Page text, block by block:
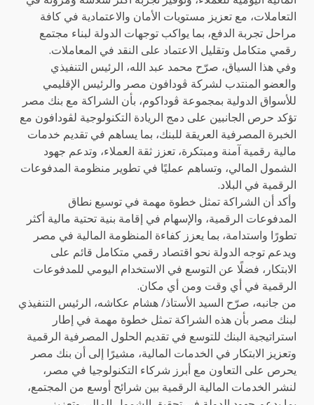
التعاملات، مع تعزيز مستويات الأمان والاعتمادية في كافة
مراحل تجربة الدفع، بما يواكب توجهات الدولة لبناء مجتمع
رقمي متكامل وتقليل الاعتماد على النقد في المعاملات.
وفي هذا السياق، صرّح محمد عبد الله، الرئيس التنفيذي
والعضو المنتدب لشركة ڤودافون مصر والرئيس الإقليمي
للأسواق الدولية بمجموعة ڤوداكوم، بأن الشراكة مع بنك مصر
تؤكد حرص الجانبين على دمج الريادة التكنولوجية لڤودافون مع
الخبرة المصرفية العريقة للبنك، بما يساهم في تقديم خدمات
مالية رقمية آمنة ومبتكرة، تعزز ثقة العملاء، وتدعم جهود
الشمول المالي، وتساهم عمليًا في تطوير منظومة المدفوعات
الرقمية في البلاد.
وأكد أن الشراكة تمثل خطوة مهمة في توسيع نطاق
المدفوعات الرقمية، والإسهام في إقامة بنية تحتية مالية أكثر
تطورًا واستدامة، بما يعزز كفاءة المنظومة المالية في مصر
ويدعم توجه الدولة نحو اقتصاد رقمي متكامل قائم على
الابتكار، فضلًا عن التوسع في الاستخدام اليومي للمدفوعات
الرقمية في أي وقت ومن أي مكان.
من جانبه، صرّح السيد الأستاذ/ هشام عكاشه، الرئيس التنفيذي
لبنك مصر بأن هذه الشراكة تمثل خطوة مهمة في إطار
استراتيجية البنك للتوسع في تقديم الحلول المصرفية الرقمية
وتعزيز الابتكار في الخدمات المالية، مشيرًا إلى أن بنك مصر
يحرص على التعاون مع أبرز شركاء التكنولوجيا في مصر،
لنشر الخدمات المالية الرقمية بين شرائح أوسع من المجتمع،